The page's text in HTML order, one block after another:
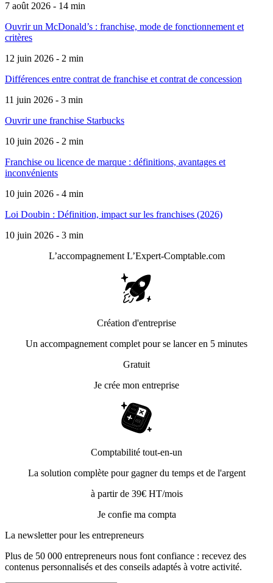
7 août 2026 - 14 min
Ouvrir un McDonald’s : franchise, mode de fonctionnement et
critères
12 juin 2026 - 2 min
Différences entre contrat de franchise et contrat de concession
11 juin 2026 - 3 min
Ouvrir une franchise Starbucks
10 juin 2026 - 2 min
Franchise ou licence de marque : définitions, avantages et
inconvénients
10 juin 2026 - 4 min
Loi Doubin : Définition, impact sur les franchises (2026)
10 juin 2026 - 3 min
L’accompagnement L’Expert-Comptable.com
Création d'entreprise
Un accompagnement complet pour se lancer en 5 minutes
Gratuit
Je crée mon entreprise
Comptabilité tout-en-un
La solution complète pour gagner du temps et de l'argent
à partir de 39€ HT/mois
Je confie ma compta
La newsletter pour les entrepreneurs
Plus de 50 000 entrepreneurs nous font confiance : recevez des
contenus personnalisés et des conseils adaptés à votre activité.